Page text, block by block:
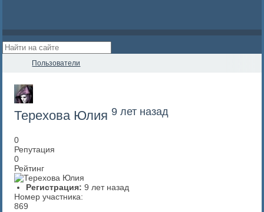
Пользователи
Терехова Юлия 9 лет назад
0
Репутация
0
Рейтинг
Регистрация: 9 лет назад
Номер участника:
869